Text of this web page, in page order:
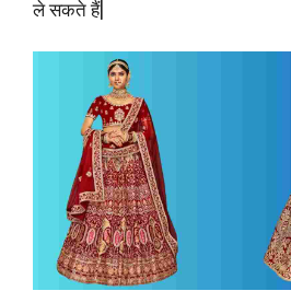
ले सकते हैं|